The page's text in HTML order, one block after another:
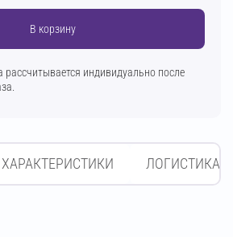
В корзину
рассчитывается индивидуально после
ХАРАКТЕРИСТИКИ ЛОГИСТИКА